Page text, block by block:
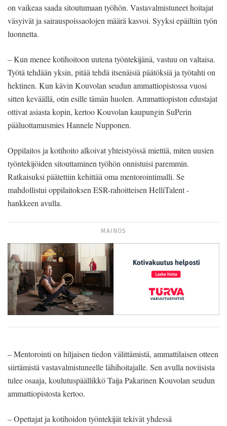
on vaikeaa saada sitoutumaan työhön. Vastavalmistuneet hoitajat
väsyivät ja sairauspoissaolojen määrä kasvoi. Syyksi epäiltiin työn
luonnetta.
– Kun menee kotihoitoon uutena työntekijänä, vastuu on valtaisa.
Työtä tehdään yksin, pitää tehdä itsenäisiä päätöksiä ja työtahti on
hektinen. Kun kävin Kouvolan seudun ammattiopistossa vuosi
sitten keväällä, otin esille tämän huolen. Ammattiopiston edustajat
ottivat asiasta kopin, kertoo Kouvolan kaupungin SuPerin
pääluottamusmies Hannele Nupponen.
Oppilaitos ja kotihoito alkoivat yhteistyössä miettiä, miten uusien
työntekijöiden sitouttaminen työhön onnistuisi paremmin.
Ratkaisuksi päätettiin kehittää oma mentorointimalli. Se
mahdollistui oppilaitoksen ESR-rahoitteisen HelliTalent -
hankkeen avulla.
MAINOS
– Mentorointi on hiljaisen tiedon välittämistä, ammattilaisen otteen
siirtämistä vastavalmistuneelle lähihoitajalle. Sen avulla noviisista
tulee osaaja, koulutuspäällikkö Taija Pakarinen Kouvolan seudun
ammattiopistosta kertoo.
– Opettajat ja kotihoidon työntekijät tekivät yhdessä